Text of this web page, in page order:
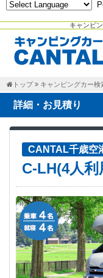
キャンピ
トップ キャンピングカー検
詳細・お見積り
CANTAL千歳空
C-LH(4人利